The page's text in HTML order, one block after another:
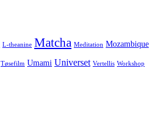
L-theanine Matcha Meditation Mozambique
Tøsefilm Umami Universet Vertellis Workshop